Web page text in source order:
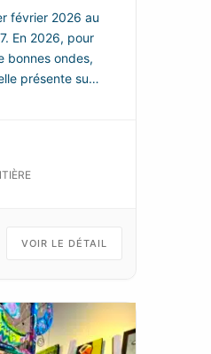
février 2026 au
En 2026, pour
bonnes ondes,
présente sur
dans
œuvres
artistes
d’art
VOIR LE DÉTAIL